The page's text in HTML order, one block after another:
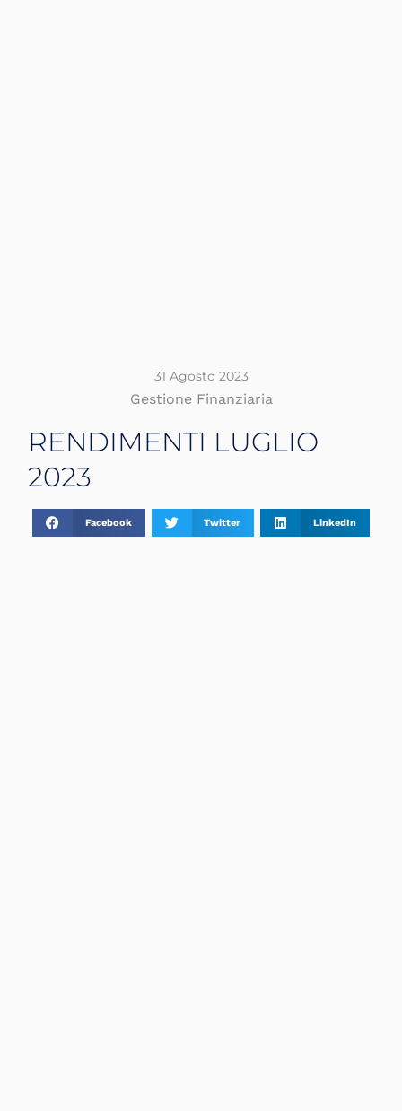
31 Agosto 2023
Gestione Finanziaria
RENDIMENTI LUGLIO
2023
Facebook Twitter LinkedIn